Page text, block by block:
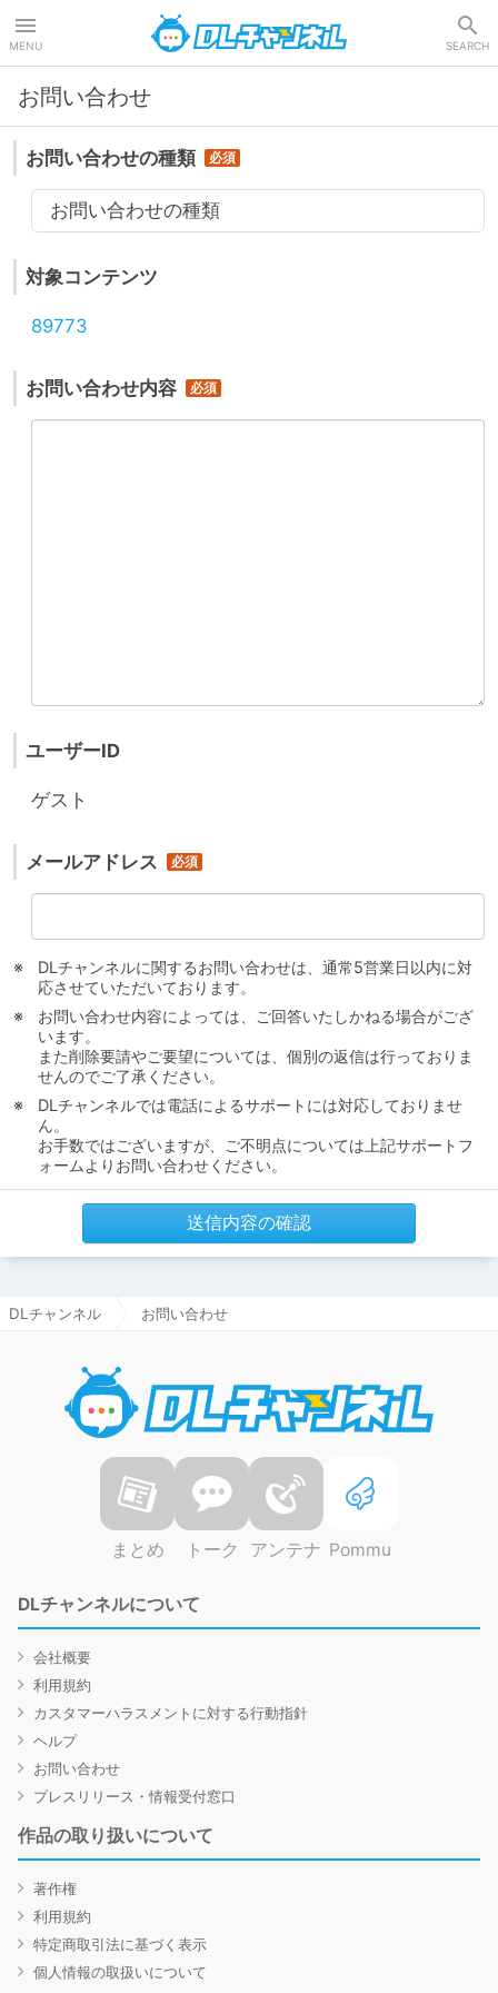
MENU SEARCH
お問い合わせ
お問い合わせの種類
お問い合わせの種類
対象コンテンツ
89773
お問い合わせ内容
ユーザーID
ゲスト
メールアドレス
DLチャンネルに関するお問い合わせは、通常5営業日以内に対
応させていただいております。
お問い合わせ内容によっては、ご回答いたしかねる場合がござ
います。
また削除要請やご要望については、個別の返信は行っておりま
せんのでご了承ください。
DLチャンネルでは電話によるサポートには対応しておりませ
ん。
お手数ではございますが、ご不明点については上記サポートフ
ォームよりお問い合わせください。
送信内容の確認
DLチャンネル お問い合わせ
まとめ トーク アンテナ Pommu
DLチャンネルについて
会社概要
利用規約
カスタマーハラスメントに対する行動指針
ヘルプ
お問い合わせ
プレスリリース・情報受付窓口
作品の取り扱いについて
著作権
利用規約
特定商取引法に基づく表示
個人情報の取扱いについて